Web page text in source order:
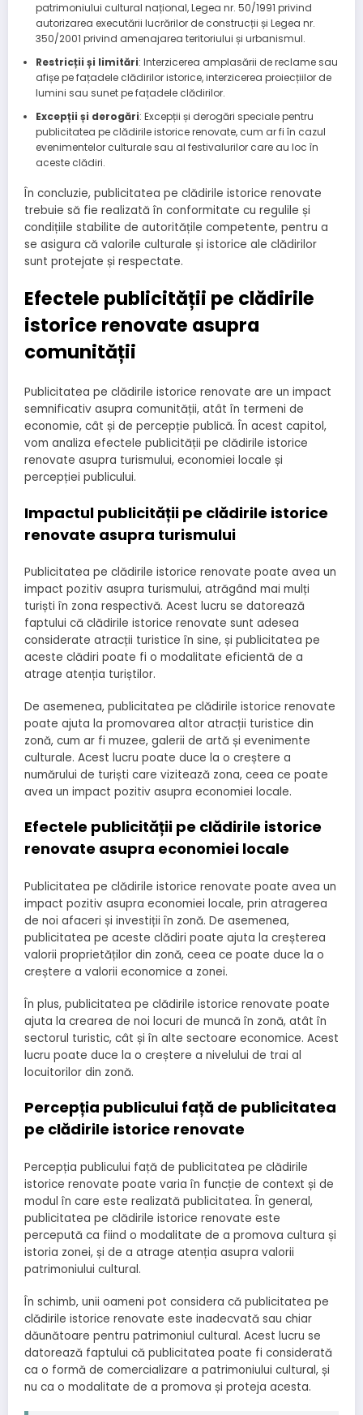
patrimoniului cultural național, Legea nr. 50/1991 privind
autorizarea executării lucrărilor de construcții și Legea nr.
350/2001 privind amenajarea teritoriului și urbanismul.
Restricții și limitări: Interzicerea amplasării de reclame sau
afișe pe fațadele clădirilor istorice, interzicerea proiecțiilor de
lumini sau sunet pe fațadele clădirilor.
Excepții și derogări: Excepții și derogări speciale pentru
publicitatea pe clădirile istorice renovate, cum ar fi în cazul
evenimentelor culturale sau al festivalurilor care au loc în
aceste clădiri.
În concluzie, publicitatea pe clădirile istorice renovate
trebuie să fie realizată în conformitate cu regulile și
condițiile stabilite de autoritățile competente, pentru a
se asigura că valorile culturale și istorice ale clădirilor
sunt protejate și respectate.
Efectele publicității pe clădirile
istorice renovate asupra
comunității
Publicitatea pe clădirile istorice renovate are un impact
semnificativ asupra comunității, atât în termeni de
economie, cât și de percepție publică. În acest capitol,
vom analiza efectele publicității pe clădirile istorice
renovate asupra turismului, economiei locale și
percepției publicului.
Impactul publicității pe clădirile istorice
renovate asupra turismului
Publicitatea pe clădirile istorice renovate poate avea un
impact pozitiv asupra turismului, atrăgând mai mulți
turiști în zona respectivă. Acest lucru se datorează
faptului că clădirile istorice renovate sunt adesea
considerate atracții turistice în sine, și publicitatea pe
aceste clădiri poate fi o modalitate eficientă de a
atrage atenția turiștilor.
De asemenea, publicitatea pe clădirile istorice renovate
poate ajuta la promovarea altor atracții turistice din
zonă, cum ar fi muzee, galerii de artă și evenimente
culturale. Acest lucru poate duce la o creștere a
numărului de turiști care vizitează zona, ceea ce poate
avea un impact pozitiv asupra economiei locale.
Efectele publicității pe clădirile istorice
renovate asupra economiei locale
Publicitatea pe clădirile istorice renovate poate avea un
impact pozitiv asupra economiei locale, prin atragerea
de noi afaceri și investiții în zonă. De asemenea,
publicitatea pe aceste clădiri poate ajuta la creșterea
valorii proprietăților din zonă, ceea ce poate duce la o
creștere a valorii economice a zonei.
În plus, publicitatea pe clădirile istorice renovate poate
ajuta la crearea de noi locuri de muncă în zonă, atât în
sectorul turistic, cât și în alte sectoare economice. Acest
lucru poate duce la o creștere a nivelului de trai al
locuitorilor din zonă.
Percepția publicului față de publicitatea
pe clădirile istorice renovate
Percepția publicului față de publicitatea pe clădirile
istorice renovate poate varia în funcție de context și de
modul în care este realizată publicitatea. În general,
publicitatea pe clădirile istorice renovate este
percepută ca fiind o modalitate de a promova cultura și
istoria zonei, și de a atrage atenția asupra valorii
patrimoniului cultural.
În schimb, unii oameni pot considera că publicitatea pe
clădirile istorice renovate este inadecvată sau chiar
dăunătoare pentru patrimoniul cultural. Acest lucru se
datorează faptului că publicitatea poate fi considerată
ca o formă de comercializare a patrimoniului cultural, și
nu ca o modalitate de a promova și proteja acesta.